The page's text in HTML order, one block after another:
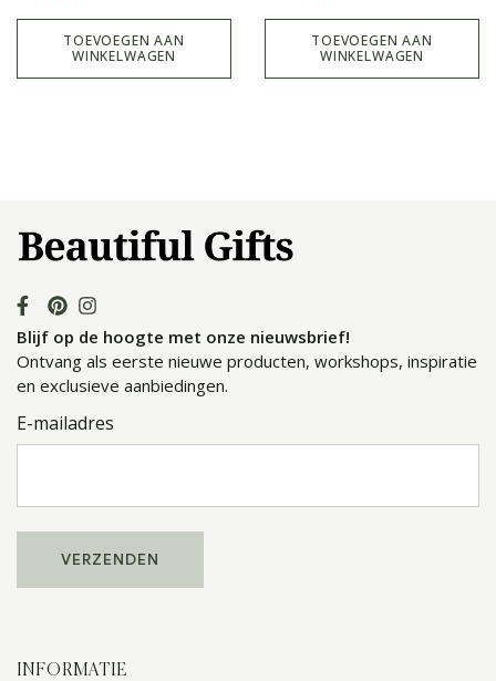
TOEVOEGEN AAN
WINKELWAGEN
TOEVOEGEN AAN
WINKELWAGEN
Blijf op de hoogte met onze nieuwsbrief!
Ontvang als eerste nieuwe producten, workshops, inspiratie
en exclusieve aanbiedingen.
E-mailadres
INFORMATIE